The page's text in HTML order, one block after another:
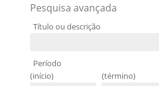
Pesquisa avançada
Título ou descrição
Período
(início)
(término)